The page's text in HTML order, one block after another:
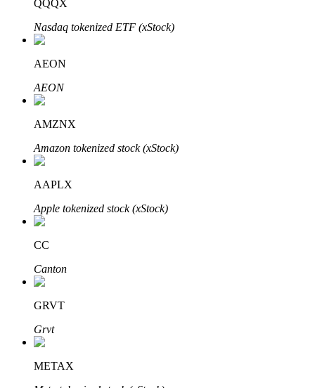
Đầu tư cố định và quản lý tài chính
Tận hưởng việc quản lý tài chính hiện tại và thu nhập lâu dài
Bitrue
QQQX
Nasdaq tokenized ETF (xStock)
AEON
AEON
AMZNX
Amazon tokenized stock (xStock)
AAPLX
Apple tokenized stock (xStock)
CC
Canton
GRVT
Grvt
METAX